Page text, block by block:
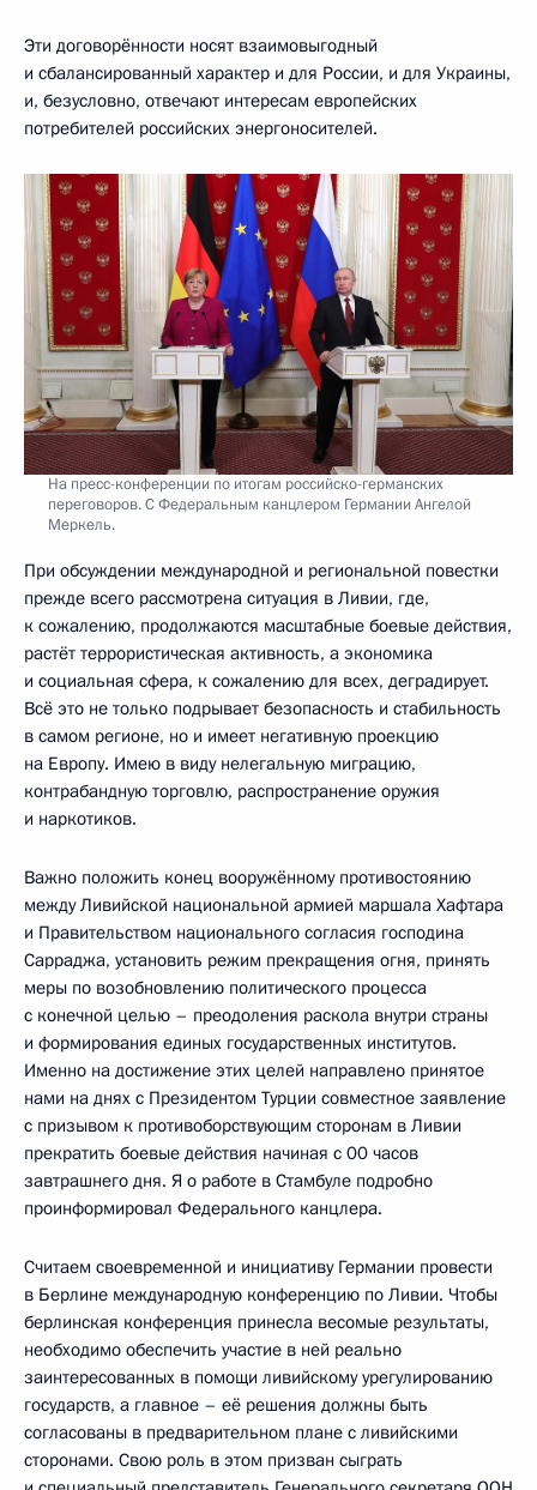
Эти договорённости носят взаимовыгодный
и сбалансированный характер и для России, и для Украины,
и, безусловно, отвечают интересам европейских
потребителей российских энергоносителей.
На пресс-конференции по итогам российско-германских
переговоров. С Федеральным канцлером Германии Ангелой
Меркель.
При обсуждении международной и региональной повестки
прежде всего рассмотрена ситуация в Ливии, где,
к сожалению, продолжаются масштабные боевые действия,
растёт террористическая активность, а экономика
и социальная сфера, к сожалению для всех, деградирует.
Всё это не только подрывает безопасность и стабильность
в самом регионе, но и имеет негативную проекцию
на Европу. Имею в виду нелегальную миграцию,
контрабандную торговлю, распространение оружия
и наркотиков.
Важно положить конец вооружённому противостоянию
между Ливийской национальной армией маршала Хафтара
и Правительством национального согласия господина
Сарраджа, установить режим прекращения огня, принять
меры по возобновлению политического процесса
с конечной целью – преодоления раскола внутри страны
и формирования единых государственных институтов.
Именно на достижение этих целей направлено принятое
нами на днях с Президентом Турции совместное заявление
с призывом к противоборствующим сторонам в Ливии
прекратить боевые действия начиная с 00 часов
завтрашнего дня. Я о работе в Стамбуле подробно
проинформировал Федерального канцлера.
Считаем своевременной и инициативу Германии провести
в Берлине международную конференцию по Ливии. Чтобы
берлинская конференция принесла весомые результаты,
необходимо обеспечить участие в ней реально
заинтересованных в помощи ливийскому урегулированию
государств, а главное – её решения должны быть
согласованы в предварительном плане с ливийскими
сторонами. Свою роль в этом призван сыграть